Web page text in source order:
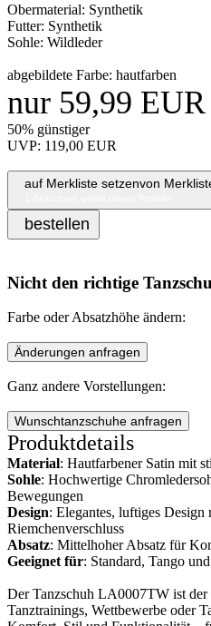
Obermaterial: Synthetik
Futter: Synthetik
Sohle: Wildleder
abgebildete Farbe: hautfarben
nur 59,99 EUR
50% günstiger
UVP: 119,00 EUR
auf Merkliste setzenvon
bestellen
Nicht den richtige
Farbe oder Absatzhöhe ändern:
Änderungen anfragen
Ganz andere Vorstellungen:
Wunschtanzschuhe anfragen
Produktdetails
Material: Hautfarbener Satin mit
Sohle: Hochwertige
Bewegungen
Design: Elegantes, luftiges Design
Riemchenverschluss
Absatz: Mittelhoher Absatz für
Geeignet für: Standard, Tango
Der Tanzschuh LA0007TW ist
Tanztrainings, Wettbewerbe oder